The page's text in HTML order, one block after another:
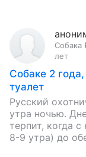
Собака
лет
Собаке 2
туалет
Русский
утра ночью.
терпит, когда
8-9 утра) до